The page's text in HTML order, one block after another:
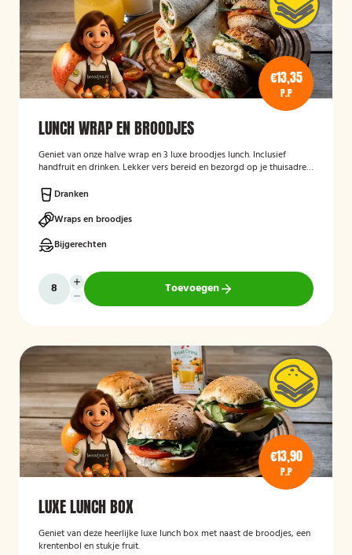
€13,35
P.P
LUNCH WRAP EN BROODJES
Geniet van onze halve wrap en 3 luxe broodjes lunch. Inclusief
handfruit en drinken. Lekker vers bereid en bezorgd op je thuisadres
Dranken
Wraps en broodjes
Bijgerechten
Toevoegen
€13,90
P.P
LUXE LUNCH BOX
Geniet van deze heerlijke luxe lunch box met naast de broodjes, een
krentenbol en stukje fruit.